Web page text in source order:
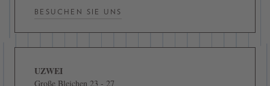
BESUCHEN SIE UNS
UZWEI
Große Bleichen 23 - 27